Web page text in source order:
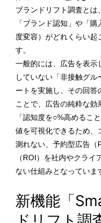
ブランドリフト調査と
「ブランド認知」や「
度変容）がどれくらい
す。
一般的には、広告を表示
していない「非接触グ
ートを実施し、その回答
ことで、広告の純粋な効
「認知度を○%高めるこ
値を可視化できるため、
測れない、予約型広告（
（ROI）を社内やクラ
ない仕組みとなっていま
新機能「